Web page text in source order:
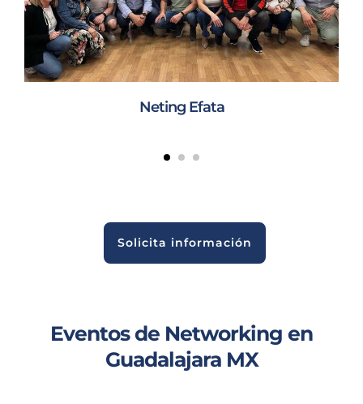
Neting Efata
Solicita información
Eventos de Networking en
Guadalajara MX